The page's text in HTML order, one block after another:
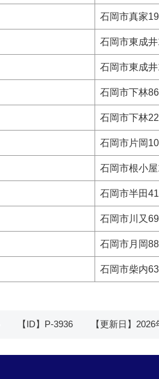
石岡市真家
石岡市東成
石岡市東成
石岡市下林
石岡市下林
石岡市片岡
石岡市根小
石岡市半田
石岡市川又
石岡市月岡
石岡市柴内
【ID】 P-3936 【更新日】 2026